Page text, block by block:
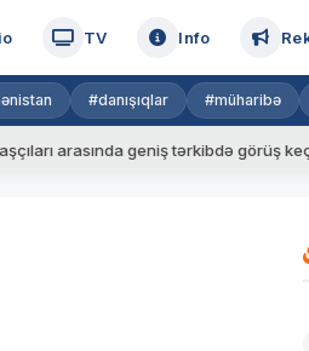
TV Info
#danışıqlar #müharibə
geniş tərkibdə görüş keçirilib